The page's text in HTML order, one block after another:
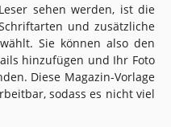
sehen werden, ist die
und zusätzliche
Sie können also den
hinzufügen und Ihr Foto
Diese Magazin-Vorlage
sodass es nicht viel